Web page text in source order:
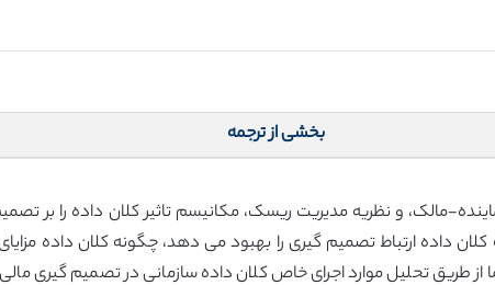
بخشی از ترجمه
مالک، و نظریه مدیریت ریسک، مکانیسم تاثیر کلان داده را بر
داده ارتباط تصمیم گیری را بهبود می دهد، چگونه کلان داده
از طریق تحلیل موارد اجرای خاص کلان داده سازمانی در تصمیم گیری